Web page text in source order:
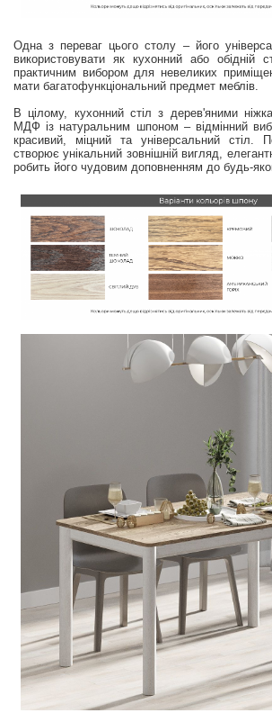
Одна з переваг цього столу – його
використовувати як кухонний або обідній
практичним вибором для невеликих
мати багатофункціональний предмет меблів.
В цілому, кухонний стіл з дерев'яними
МДФ із натуральним шпоном – відмінний
красивий, міцний та універсальний стіл.
створює унікальний зовнішній вигляд,
робить його чудовим доповненням до будь-